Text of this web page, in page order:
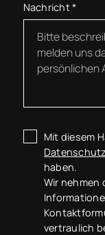
Nachricht*
Mit diesem
haben.
Wir nehmen
vertraulich